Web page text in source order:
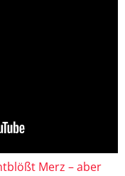
Merz – aber